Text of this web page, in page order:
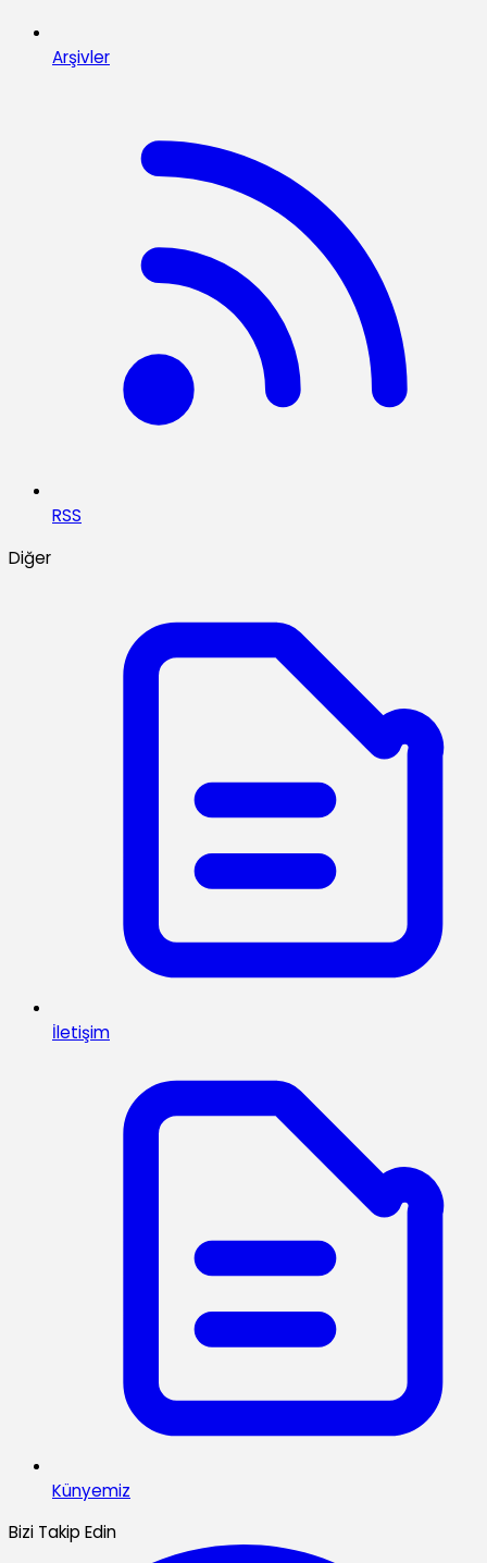
Arşivler
RSS
Diğer
İletişim
Künyemiz
Bizi Takip Edin